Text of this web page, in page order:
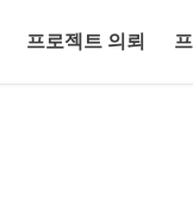
프로젝트 의뢰